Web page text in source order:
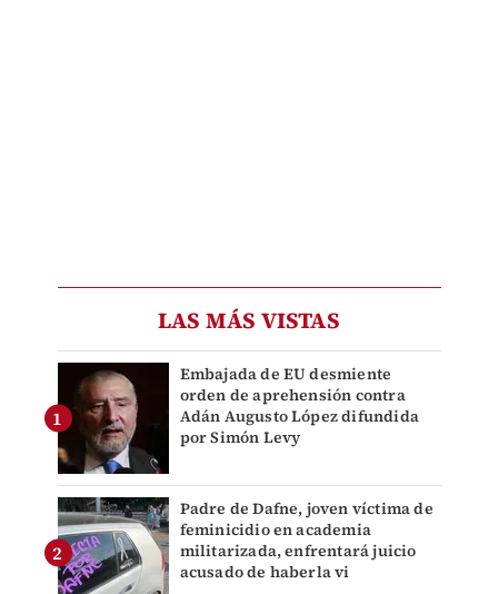
LAS MÁS VISTAS
Embajada de EU desmiente
orden de aprehensión contra
Adán Augusto López difundida
por Simón Levy
Padre de Dafne, joven víctima de
feminicidio en academia
militarizada, enfrentará juicio
acusado de haberla vi